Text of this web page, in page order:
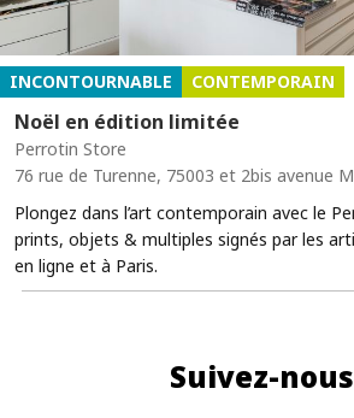
INCONTOURNABLE CONTEMPORAIN
Noël en édition limitée
Perrotin Store
76 rue de Turenne, 75003 et 2bis avenue
Plongez dans l’art contemporain avec le
prints, objets & multiples signés par les
en ligne et à Paris.
Suivez-